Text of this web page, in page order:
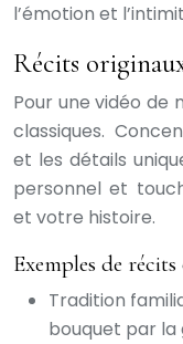
l’émotion et
Récits
Pour une vidéo de
classiques.
et les détails
personnel et
et votre histoire.
Exemples de
Tradition
bouquet par la